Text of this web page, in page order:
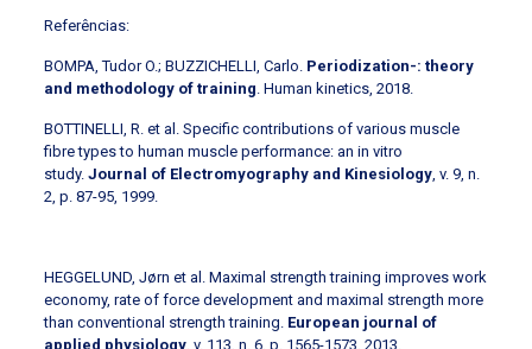
Referências:
BOMPA, Tudor O.; BUZZICHELLI, Carlo. Periodization-: theory
and methodology of training. Human kinetics, 2018.
BOTTINELLI, R. et al. Specific contributions of various muscle
fibre types to human muscle performance: an in vitro
study. Journal of Electromyography and Kinesiology, v. 9, n.
2, p. 87-95, 1999.
HEGGELUND, Jørn et al. Maximal strength training improves work
economy, rate of force development and maximal strength more
than conventional strength training. European journal of
applied physiology, v. 113, n. 6, p. 1565-1573, 2013.